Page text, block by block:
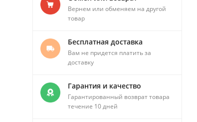
Вернем или обменяем на другой
товар
Бесплатная доставка
Вам не придется платить за
доставку
Гарантия и качество
Гарантированный возврат товара
течение 10 дней